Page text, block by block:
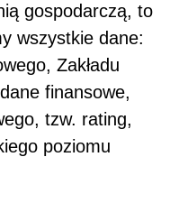
gospodarczą, to
wszystkie dane:
Zakładu
finansowe,
tzw. rating,
poziomu